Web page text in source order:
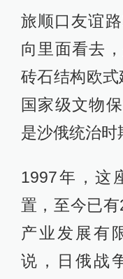
旅顺口友谊
向里面看去
砖石结构欧式
国家级文物
是沙俄统治时
1997年，这
置，至今已
产业发展有
说，日俄战